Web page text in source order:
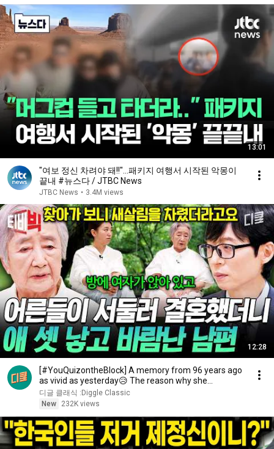
13:01
"여보 정신 차려야 돼!!"…패키지 여행서 시작된 악몽이
끝내 #뉴스다 / JTBC News
JTBC News • 3.4M views
12:28
[#YouQuizontheBlock] A memory from 96 years ago
as vivid as yesterday😥 The reason why she
changed...
디글 클래식 :Diggle Classic
New
232K views